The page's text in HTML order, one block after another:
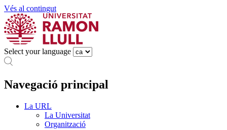
Vés al contingut
Select your language
Navegació principal
La URL
La Universitat
Organització